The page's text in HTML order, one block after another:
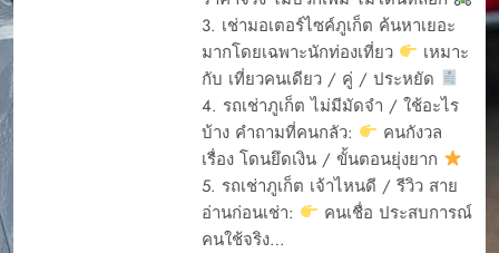
3. เช่ามอเตอร์ไซค์ภูเก็ต ค้นหาเยอะ
มากโดยเฉพาะนักท่องเที่ยว
เหมาะ
กับ เที่ยวคนเดียว / คู่ / ประหยัด
4. รถเช่าภูเก็ต ไม่มีมัดจำ / ใช้อะไร
บ้าง คำถามที่คนกลัว:
คนกังวล
เรื่อง โดนยึดเงิน / ขั้นตอนยุ่งยาก
5. รถเช่าภูเก็ต เจ้าไหนดี / รีวิว สาย
อ่านก่อนเช่า:
คนเชื่อ ประสบการณ์
คนใช้จริง…